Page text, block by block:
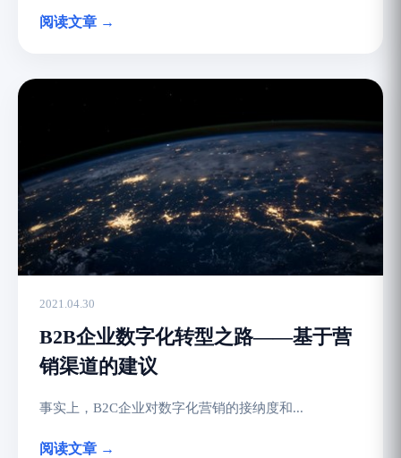
阅读文章 →
2021.04.30
B2B企业数字化转型之路——基于营
销渠道的建议
事实上，B2C企业对数字化营销的接纳度和...
阅读文章 →